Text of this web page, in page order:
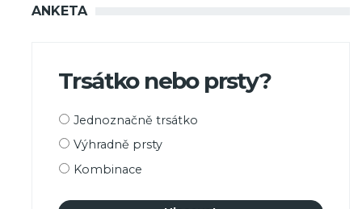
ANKETA
Trsátko nebo prsty?
Možnosti
Jednoznačně trsátko
Výhradně prsty
Kombinace